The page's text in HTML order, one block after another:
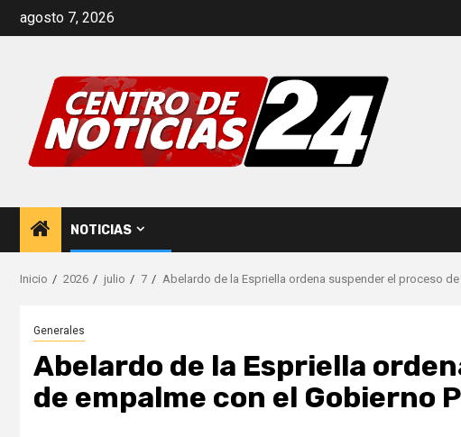
agosto 7, 2026
NOTICIAS
Inicio 2026 julio 7 Abelardo de la Espriella ordena suspender el proceso
Generales
Abelardo de la Espriella
de empalme con el Gobierno